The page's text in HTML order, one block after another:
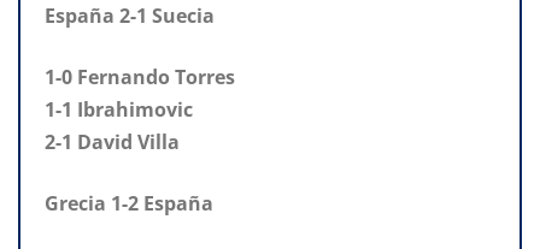
España 2-1 Suecia
1-0 Fernando Torres
1-1 Ibrahimovic
2-1 David Villa
Grecia 1-2 España